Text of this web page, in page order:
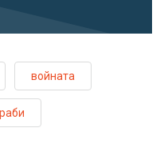
войната